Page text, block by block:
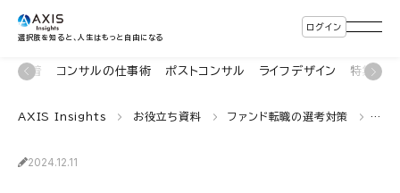
選択肢を知ると、人生はもっと自由になる
ログイン
新着 コンサルの仕事術 ポストコンサル ライフデザイン 特集・連
AXIS Insights お役立ち資料 ファンド転職の選考対策 PE
2024.12.11